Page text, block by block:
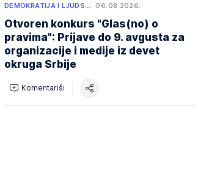
DEMOKRATIJA I LJUDS… 06.08.2026.
Otvoren konkurs "Glas(no) o
pravima": Prijave do 9. avgusta za
organizacije i medije iz devet
okruga Srbije
Komentariši